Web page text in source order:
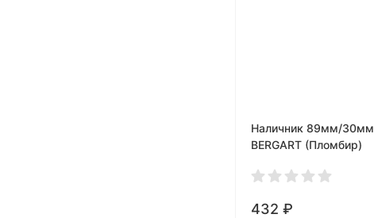
Наличник 89мм/30мм
BERGART (Пломбир)
432 ₽